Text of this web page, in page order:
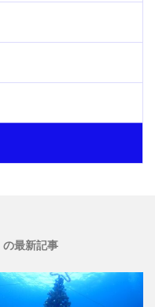
の最新記事